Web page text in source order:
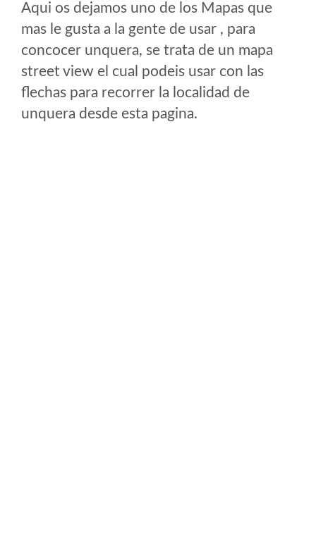
Aqui os dejamos uno de los Mapas que
mas le gusta a la gente de usar , para
concocer unquera, se trata de un mapa
street view el cual podeis usar con las
flechas para recorrer la localidad de
unquera desde esta pagina.